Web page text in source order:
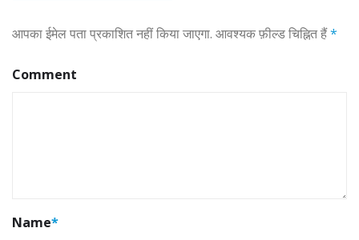
आपका ईमेल पता प्रकाशित नहीं किया जाएगा. आवश्यक फ़ील्ड चिह्नित हैं*
Comment
Name*